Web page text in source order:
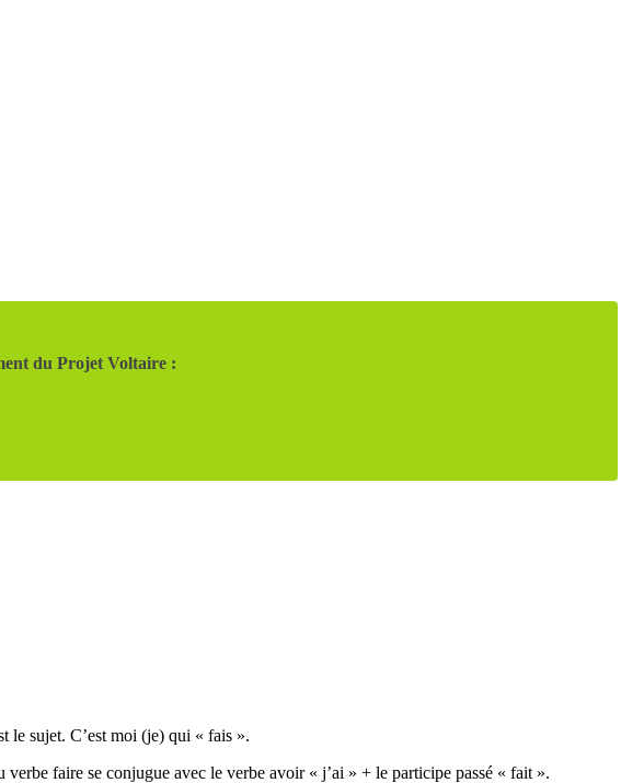
du Projet Voltaire :
le sujet. C’est moi (je) qui « fais ».
faire se conjugue avec le verbe avoir « j’ai » + le participe passé « fait ».